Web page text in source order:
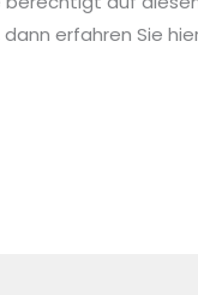
erfahren Sie